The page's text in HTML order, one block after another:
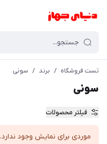
تست فروشگاه / برند / سونی
سونی
فیلتر محصولات
موردی برای نمایش وجود ندارد.